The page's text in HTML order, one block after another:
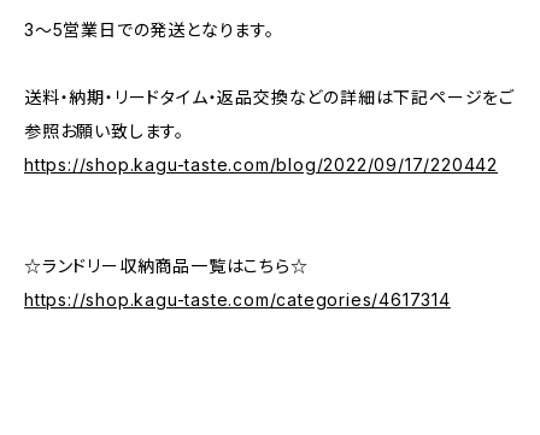
3〜5営業日での発送となります。
送料・納期・リードタイム・返品交換などの詳細は下記ページをご
参照お願い致します。
https://shop.kagu-taste.com/blog/2022/09/17/220442
☆ランドリー収納商品一覧はこちら☆
https://shop.kagu-taste.com/categories/4617314